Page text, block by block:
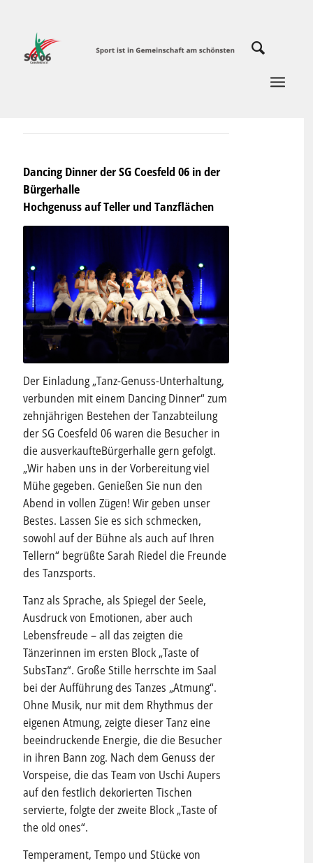
Dancing Dinner der SG Coesfeld 06 in der
Bürgerhalle
Hochgenuss auf Teller und Tanzflächen
Der Einladung „Tanz-Genuss-Unterhaltung,
verbunden mit einem Dancing Dinner“ zum
zehnjährigen Bestehen der Tanzabteilung
der SG Coesfeld 06 waren die Besucher in
die ausverkaufteBürgerhalle gern gefolgt.
„Wir haben uns in der Vorbereitung viel
Mühe gegeben. Genießen Sie nun den
Abend in vollen Zügen! Wir geben unser
Bestes. Lassen Sie es sich schmecken,
sowohl auf der Bühne als auch auf Ihren
Tellern“ begrüßte Sarah Riedel die Freunde
des Tanzsports.
Tanz als Sprache, als Spiegel der Seele,
Ausdruck von Emotionen, aber auch
Lebensfreude – all das zeigten die
Tänzerinnen im ersten Block „Taste of
SubsTanz“. Große Stille herrschte im Saal
bei der Aufführung des Tanzes „Atmung“.
Ohne Musik, nur mit dem Rhythmus der
eigenen Atmung, zeigte dieser Tanz eine
beeindruckende Energie, die die Besucher
in ihren Bann zog. Nach dem Genuss der
Vorspeise, die das Team von Uschi Aupers
auf den festlich dekorierten Tischen
servierte, folgte der zweite Block „Taste of
the old ones“.
Temperament, Tempo und Stücke von